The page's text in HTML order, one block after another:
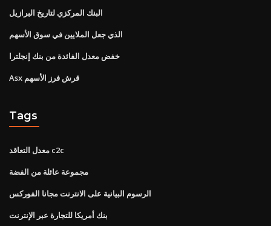
البنك المركزي لتاريخ البرازيل
الذي جعل الملايين في سوق الأسهم
خفض معدل الفائدة من بنك إنجلترا
Asx قرش فرز الأسهم
Tags
معدل التعاقد c2c
مجموعة عائلة من الفضة
الرسوم البيانية على الانترنت مجانا الفوركس
بنك أمريكا للتجارة عبر الإنترنت